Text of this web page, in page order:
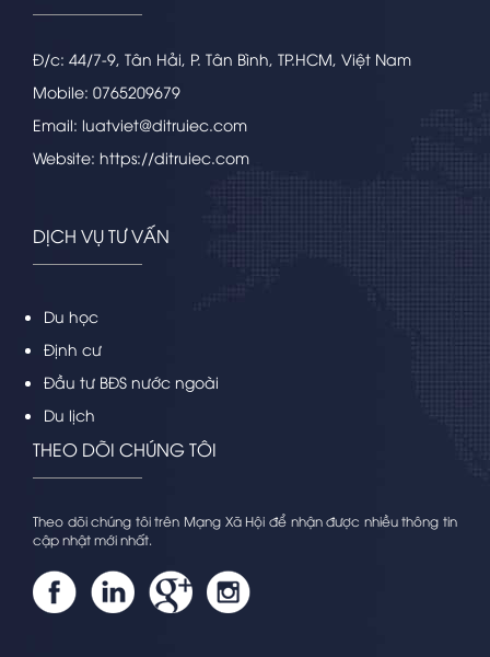
Đ/c: 44/7-9, Tân Hải, P. Tân Bình, TP.HCM, Việt Nam
Mobile: 0765209679
Email: luatviet@ditruiec.com
Website: https://ditruiec.com
DỊCH VỤ TƯ VẤN
Du học
Định cư
Đầu tư BĐS nước ngoài
Du lịch
THEO DÕI CHÚNG TÔI
Theo dõi chúng tôi trên Mạng Xã Hội để nhận được nhiều thông tin
cập nhật mới nhất.